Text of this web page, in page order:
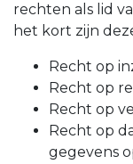
rechten als lid
het kort zijn
Recht op
Recht op
Recht op
Recht op
gegevens